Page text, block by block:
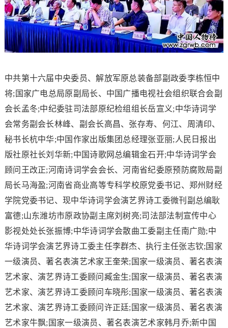
中共第十六届中央委员、解放军原总装备部副政委李栋恒中
将;国家广电总局原副局长、中国广播电视社会组织联合会副
会长孟冬;中纪委驻司法部原纪检组组长岳宣义;中华诗词学
会常务副会长林峰、副会长高昌、张存寿、何江、周清印、
秘书长杭中华;中国作家出版集团总经理张亚丽;人民日报出
版社原社长刘华新;中国诗歌网总编辑金石开;中华诗词学会
顾问王改正;河南诗词学会会长、河南省纪委原预防腐败局副
局长马海盈;河南省商业高等专科学校原党委书记、郑州财经
学院党委书记、现中华诗词学会演艺界诗工委微刊副总编耿
富德;山东潍坊市原政协副主席刘树亮;司法部法制宣传中心
影视处处长张振博;中华诗词学会散曲工委副主任南广勋;中
华诗词学会演艺界诗工委主任李群杰、执行主任张志钦;国家
一级演员、著名表演艺术家王奎荣;国家一级演员、著名表演
艺术家、演艺界诗工委顾问臧金生;国家一级演员、著名表演
艺术家、演艺界诗工委顾问车晓彤;国家一级演员、著名表演
艺术家、演艺界诗工委顾问许正廷;国家一级演员、著名表演
艺术家牛飘;国家一级演员、著名表演艺术家韩月乔;新中国